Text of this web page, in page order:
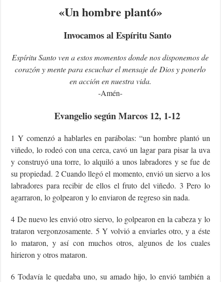
«Un hombre plantó»
Invocamos al Espíritu Santo
Espíritu Santo ven a estos momentos donde nos disponemos de
corazón y mente para escuchar el mensaje de Dios y ponerlo
en acción en nuestra vida.
-Amén-
Evangelio según Marcos 12, 1-12
1 Y comenzó a hablarles en parábolas: “un hombre plantó un
viñedo, lo rodeó con una cerca, cavó un lagar para pisar la uva
y construyó una torre, lo alquiló a unos labradores y se fue de
su propiedad. 2 Cuando llegó el momento, envió un siervo a los
labradores para recibir de ellos el fruto del viñedo. 3 Pero lo
agarraron, lo golpearon y lo enviaron de regreso sin nada.
4 De nuevo les envió otro siervo, lo golpearon en la cabeza y lo
trataron vergonzosamente. 5 Y volvió a enviarles otro, y a éste
lo mataron, y así con muchos otros, algunos de los cuales
hirieron y otros mataron.
6 Todavía le quedaba uno, su amado hijo, lo envió también a